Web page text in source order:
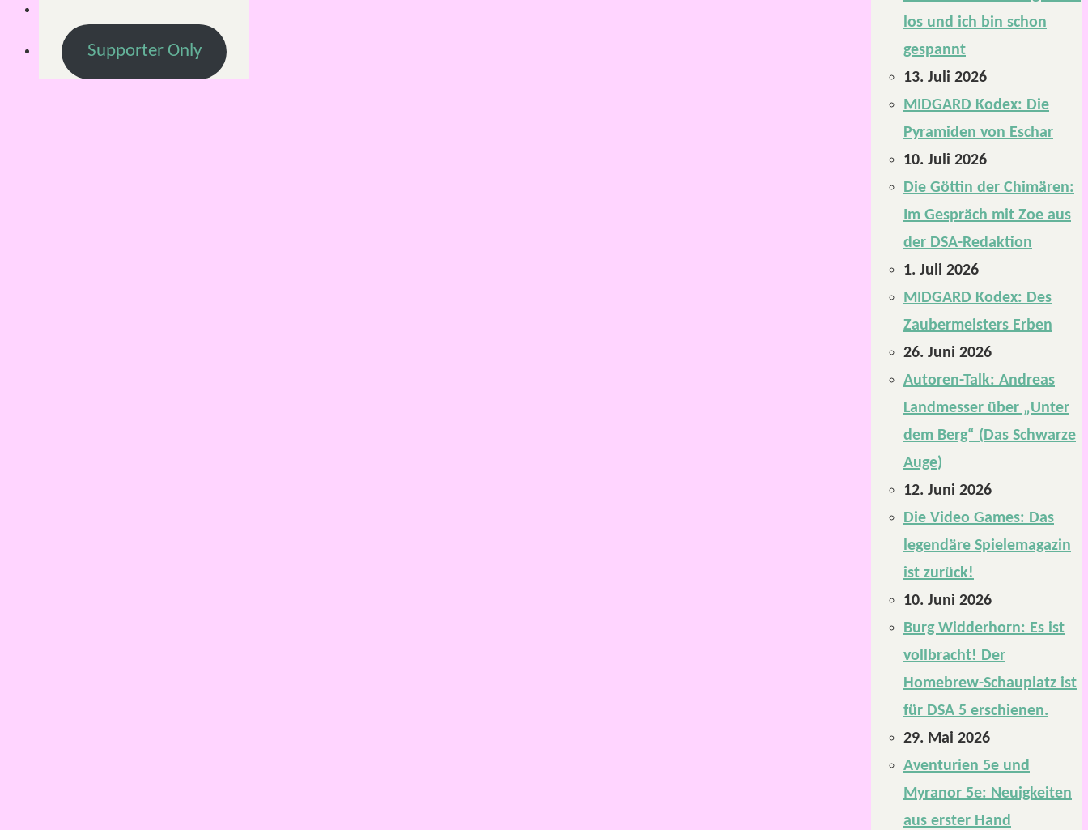
Supporter Only
los und ich bin schon
gespannt
13. Juli 2026
MIDGARD Kodex: Die
Pyramiden von Eschar
10. Juli 2026
Die Göttin der Chimären:
Im Gespräch mit Zoe aus
der DSA-Redaktion
1. Juli 2026
MIDGARD Kodex: Des
Zaubermeisters Erben
26. Juni 2026
Autoren-Talk: Andreas
Landmesser über „Unter
dem Berg“ (Das Schwarze
Auge)
12. Juni 2026
Die Video Games: Das
legendäre Spielemagazin
ist zurück!
10. Juni 2026
Burg Widderhorn: Es ist
vollbracht! Der
Homebrew-Schauplatz ist
für DSA 5 erschienen.
29. Mai 2026
Aventurien 5e und
Myranor 5e: Neuigkeiten
aus erster Hand